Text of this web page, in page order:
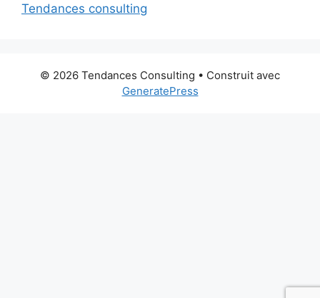
Tendances consulting
© 2026 Tendances Consulting • Construit avec
GeneratePress